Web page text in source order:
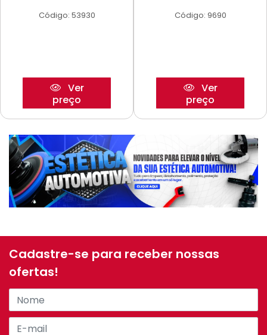
Código: 53930
Ver
preço
Código: 9690
Ver
preço
Cadastre-se para receber nossas
ofertas!